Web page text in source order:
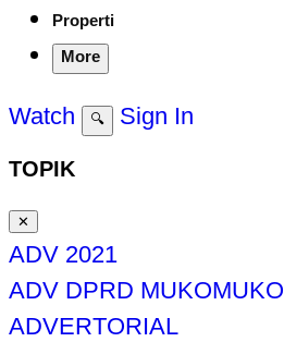
Properti
More
Watch 🔍 Sign In
TOPIK
✕
ADV 2021
ADV DPRD MUKOMUKO
ADVERTORIAL